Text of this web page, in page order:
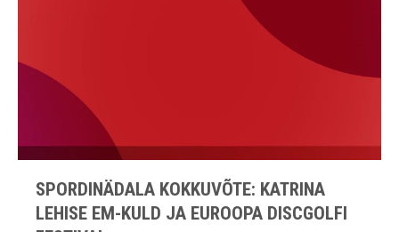
SPORDINÄDALA KOKKUVÕTE: KATRINA
LEHISE EM-KULD JA EUROOPA DISCGOLFI